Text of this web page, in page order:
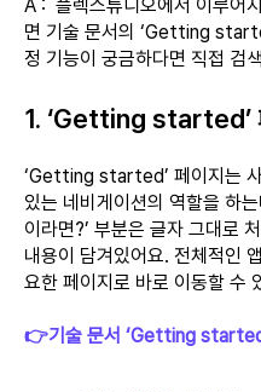
A : 플렉스튜디오에서 이루어
면 기술 문서의 ‘Getting
정 기능이 궁금하다면 직접 검
1. ‘Getting started’
‘Getting started’ 페이지는
있는 네비게이션의 역할을 하
이라면?’ 부분은 글자 그대로
내용이 담겨있어요. 전체적인
요한 페이지로 바로 이동할 수
👉기술 문서 ‘Getting